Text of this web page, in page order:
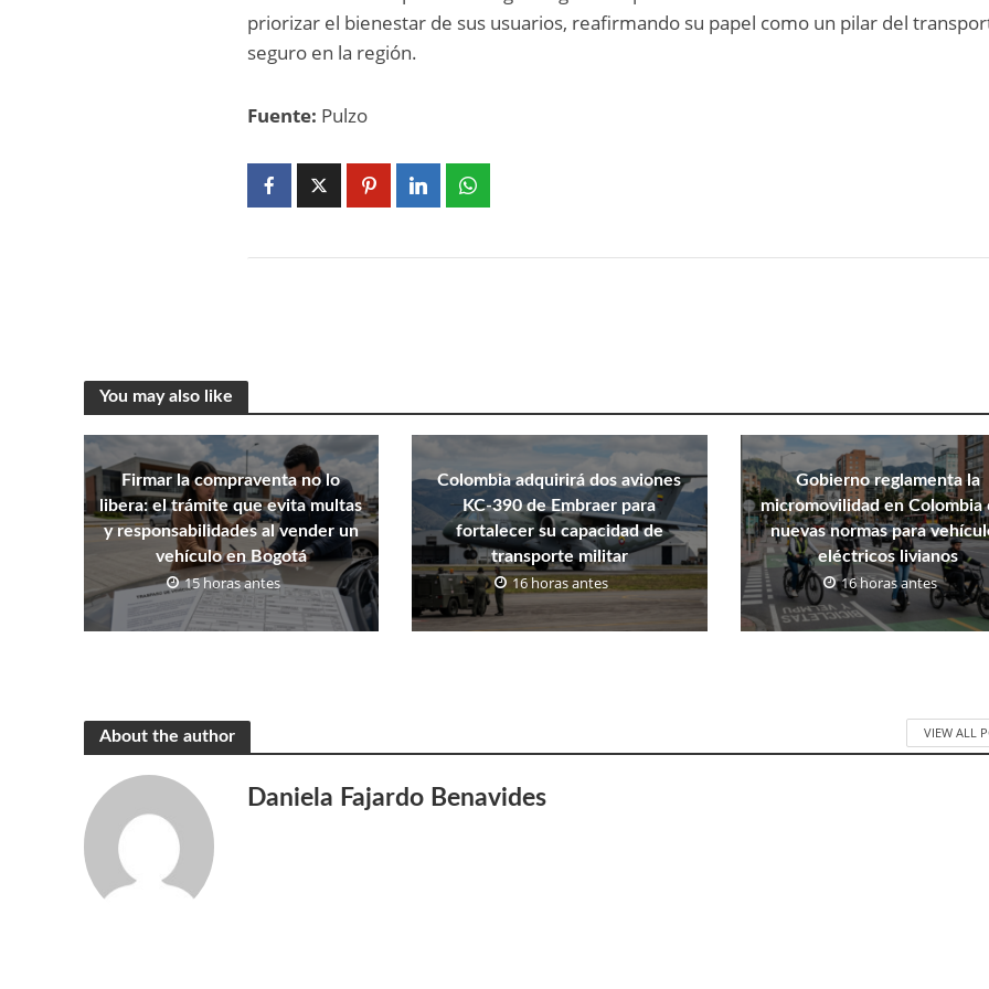
priorizar el bienestar de sus usuarios, reafirmando su papel como un pilar del
seguro en la región.
Fuente: Pulzo
You may also like
Firmar la compraventa no lo
libera: el trámite que evita multas
y responsabilidades al vender un
vehículo en Bogotá
15 horas antes
Colombia adquirirá dos aviones
KC-390 de Embraer para
fortalecer su capacidad de
transporte militar
16 horas antes
Gobierno reglamenta la
micromovilidad en Colombia
nuevas normas para
eléctricos livianos
16 horas antes
About the author VIEW ALL
Daniela Fajardo Benavides